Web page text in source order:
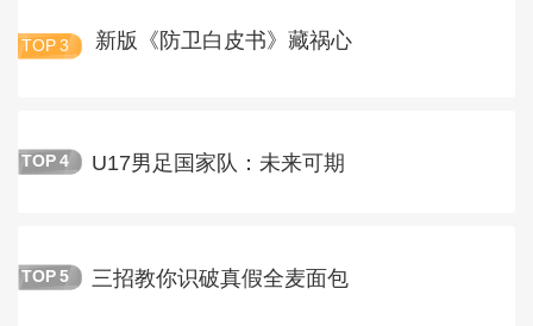
TOP 3 新版《防卫白皮书》藏祸心
TOP 4 U17男足国家队：未来可期
TOP 5 三招教你识破真假全麦面包